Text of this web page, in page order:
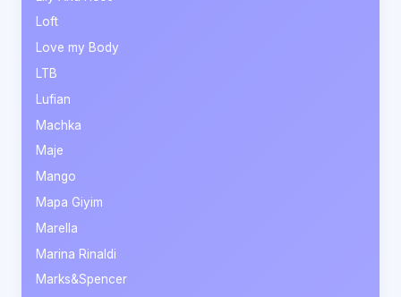
Loft
Love my Body
LTB
Lufian
Machka
Maje
Mango
Mapa Giyim
Marella
Marina Rinaldi
Marks&Spencer